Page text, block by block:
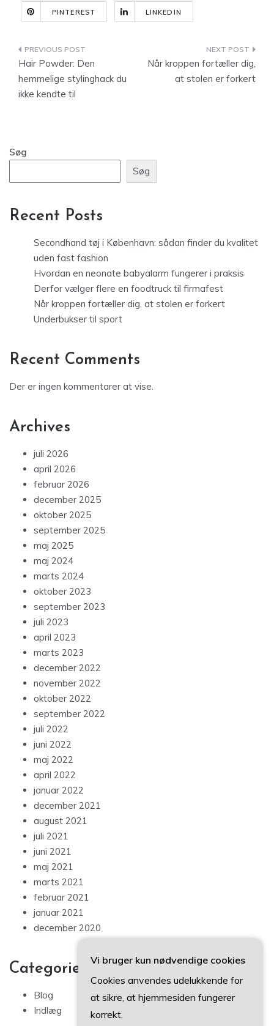
PINTEREST LINKEDIN
Indlægsnavigation
Hair Powder: Den
hemmelige stylinghack du
ikke kendte til
Når kroppen fortæller dig,
at stolen er forkert
Søg
Søg
Recent Posts
Secondhand tøj i København: sådan finder du kvalitet
uden fast fashion
Hvordan en neonate babyalarm fungerer i praksis
Derfor vælger flere en foodtruck til firmafest
Når kroppen fortæller dig, at stolen er forkert
Underbukser til sport
Recent Comments
Der er ingen kommentarer at vise.
Archives
juli 2026
april 2026
februar 2026
december 2025
oktober 2025
september 2025
maj 2025
maj 2024
marts 2024
oktober 2023
september 2023
juli 2023
april 2023
marts 2023
december 2022
november 2022
oktober 2022
september 2022
juli 2022
juni 2022
maj 2022
april 2022
januar 2022
december 2021
august 2021
juli 2021
juni 2021
maj 2021
marts 2021
februar 2021
januar 2021
december 2020
Categories
Blog
Indlæg
Vi bruger kun nødvendige cookies
Cookies anvendes udelukkende for
at sikre, at hjemmesiden fungerer
korrekt.